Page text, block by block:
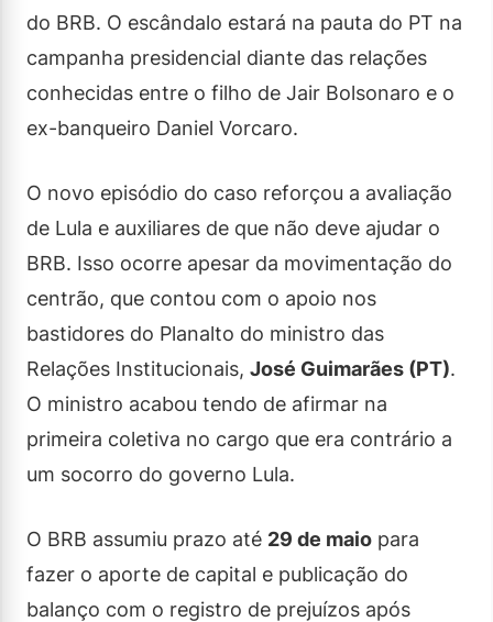
do BRB. O escândalo estará na pauta do PT na
campanha presidencial diante das relações
conhecidas entre o filho de Jair Bolsonaro e o
ex-banqueiro Daniel Vorcaro.
O novo episódio do caso reforçou a avaliação
de Lula e auxiliares de que não deve ajudar o
BRB. Isso ocorre apesar da movimentação do
centrão, que contou com o apoio nos
bastidores do Planalto do ministro das
Relações Institucionais, José Guimarães (PT).
O ministro acabou tendo de afirmar na
primeira coletiva no cargo que era contrário a
um socorro do governo Lula.
O BRB assumiu prazo até 29 de maio para
fazer o aporte de capital e publicação do
balanço com o registro de prejuízos após